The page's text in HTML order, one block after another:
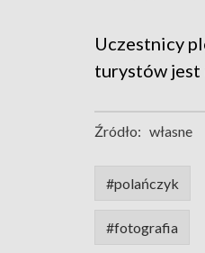
Uczestnicy
turystów jest
Źródło: własne
#polańczyk
#fotografia